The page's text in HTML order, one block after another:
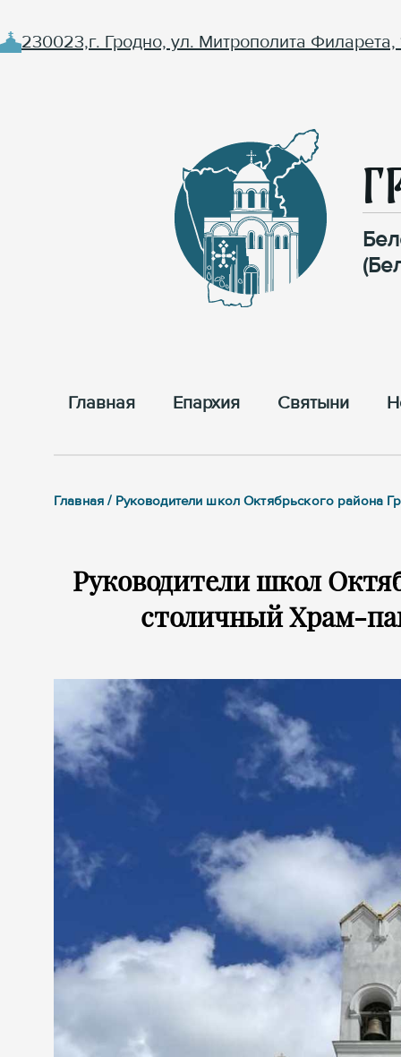
230023,г. Гродно, ул. Митрополита Филарета,
Главная Епархия Cвятыни
Главная / Руководители школ Октябрьского района
Руководители школ
столичный Храм-